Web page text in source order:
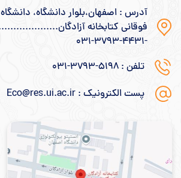
آدرس : اصفهان،بلوار دانشگاه،
فوقانی کتابخانه
-۴۴۳۱-۳۷۹۳-۰۳۱
تلفن : ۵۱۹۸-۳۷۹۳-۰۳۱
پست الکترونیک : Eco@res.ui.ac.ir